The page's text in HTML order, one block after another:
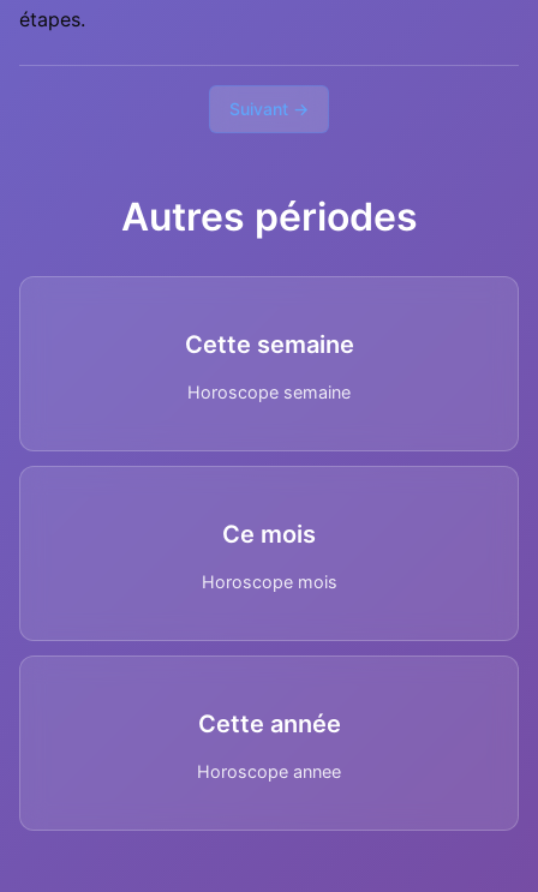
étapes.
Suivant →
Autres périodes
Cette semaine
Horoscope semaine
Ce mois
Horoscope mois
Cette année
Horoscope annee